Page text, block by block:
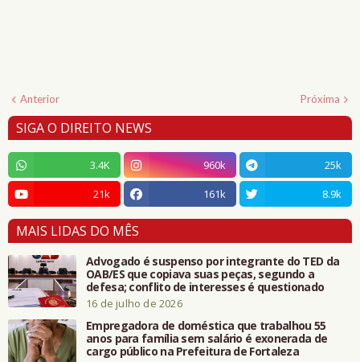
Anterior Próxima
SIGA O DIREITO NEWS
3.4K 960k
25k
21k
161k 8.9k
MAIS LIDAS DO MÊS
Advogado é suspenso por integrante do TED da
OAB/ES que copiava suas peças, segundo a
defesa; conflito de interesses é questionado
16 de julho de 2026
Empregadora de doméstica que trabalhou 55
anos para família sem salário é exonerada de
cargo público na Prefeitura de Fortaleza